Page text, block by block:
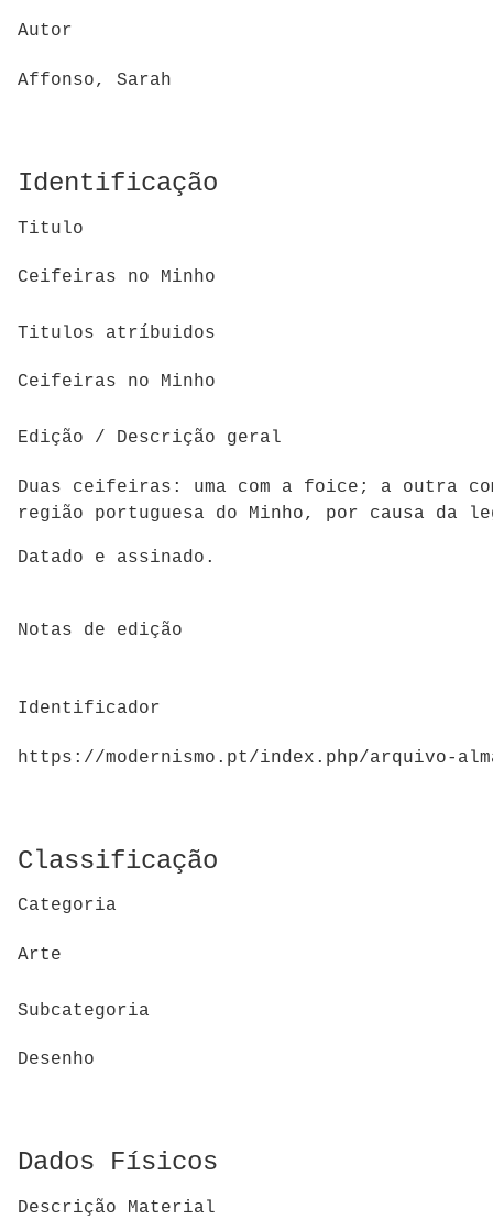
Autor
Affonso, Sarah
Identificação
Titulo
Ceifeiras no Minho
Titulos atríbuidos
Ceifeiras no Minho
Edição / Descrição geral
Duas ceifeiras: uma com a foice; a outra
região portuguesa do Minho, por causa da
Datado e assinado.
Notas de edição
Identificador
https://modernismo.pt/index.php/arquivo-
Classificação
Categoria
Arte
Subcategoria
Desenho
Dados Físicos
Descrição Material